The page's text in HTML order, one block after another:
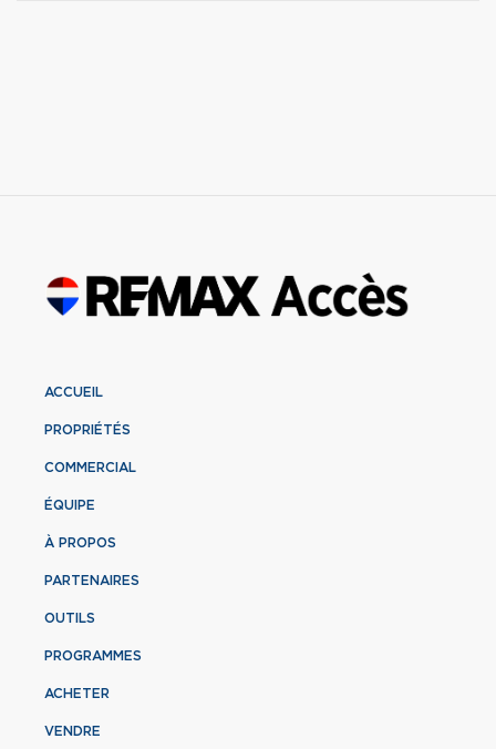
ACCUEIL
PROPRIÉTÉS
COMMERCIAL
ÉQUIPE
À PROPOS
PARTENAIRES
OUTILS
PROGRAMMES
ACHETER
VENDRE